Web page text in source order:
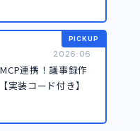
PICKUP
2026.06
連携！議事録作
実装コード付き】